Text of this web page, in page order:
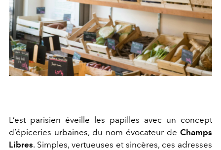
L’est parisien éveille les papilles avec un concept
d’épiceries urbaines, du nom évocateur de Champs
Libres. Simples, vertueuses et sincères, ces adresses